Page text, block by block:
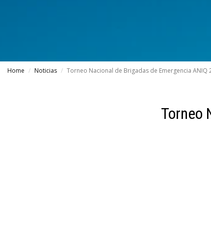
Home Noticias Torneo Nacional de Brigadas de Emergencia ANIQ
Torneo